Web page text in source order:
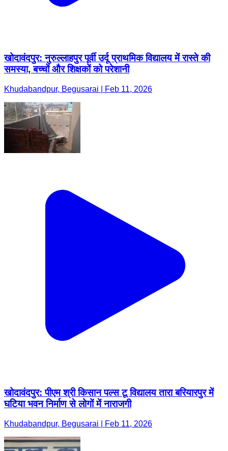
खोदावंदपुर: नुरुल्लाहपुर पूर्वी उर्दू प्राथमिक विद्यालय में रास्ते की
समस्या, बच्चों और शिक्षकों को परेशानी
Khudabandpur, Begusarai | Feb 11, 2026
खोदावंदपुर: पीएम श्री किसान पल्स टू विद्यालय तारा बरियारपुर में
घटिया भवन निर्माण से लोगों में नाराजगी
Khudabandpur, Begusarai | Feb 11, 2026